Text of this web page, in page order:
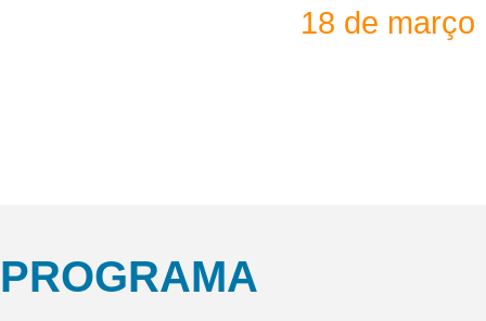
18 de março
PROGRAMA